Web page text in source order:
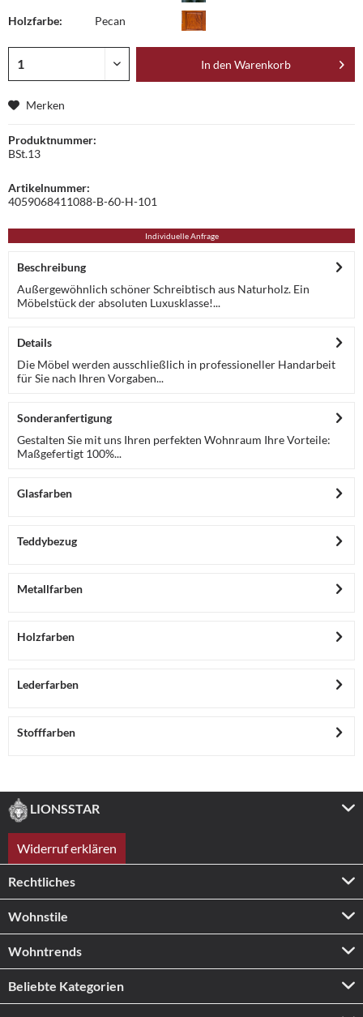
Holzfarbe: Pecan
In den Warenkorb
Merken
Produktnummer:
BSt.13
Artikelnummer:
4059068411088-B-60-H-101
Individuelle Anfrage
Beschreibung
Außergewöhnlich schöner Schreibtisch aus Naturholz. Ein
Möbelstück der absoluten Luxusklasse!...
Details
Die Möbel werden ausschließlich in professioneller Handarbeit
für Sie nach Ihren Vorgaben...
Sonderanfertigung
Gestalten Sie mit uns Ihren perfekten Wohnraum Ihre Vorteile:
Maßgefertigt 100%...
Glasfarben
Teddybezug
Metallfarben
Holzfarben
Lederfarben
Stofffarben
LIONSSTAR
Widerruf erklären
Rechtliches
Wohnstile
Wohntrends
Beliebte Kategorien